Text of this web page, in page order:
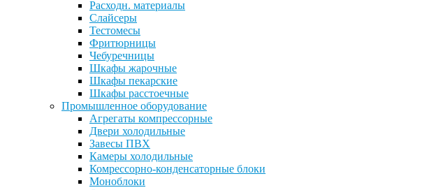
Расходн. материалы
Слайсеры
Тестомесы
Фритюрницы
Чебуречницы
Шкафы жарочные
Шкафы пекарские
Шкафы расстоечные
Промышленное оборудование
Агрегаты компрессорные
Двери холодильные
Завесы ПВХ
Камеры холодильные
Комрессорно-конденсаторные блоки
Моноблоки